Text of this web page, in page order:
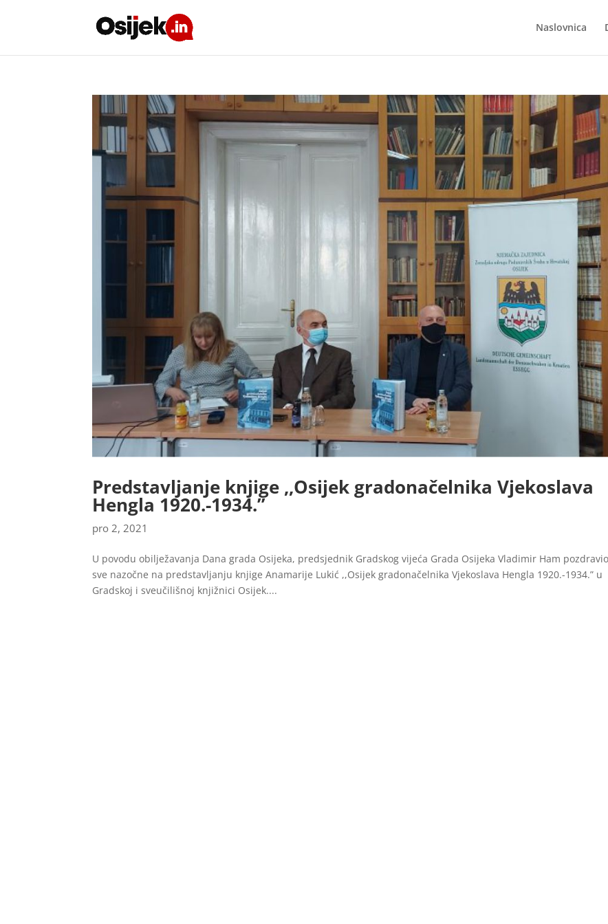
Naslovnica
Predstavljanje knjige ,,Osijek gradonačelnika Vjekoslava
Hengla 1920.-1934.”
pro 2, 2021
U povodu obilježavanja Dana grada Osijeka, predsjednik Gradskog vijeća Grada Osijeka Vladimir Ham
sve nazočne na predstavljanju knjige Anamarije Lukić ,,Osijek gradonačelnika Vjekoslava Hengla 1920.-1934.” u
Gradskoj i sveučilišnoj knjižnici Osijek....